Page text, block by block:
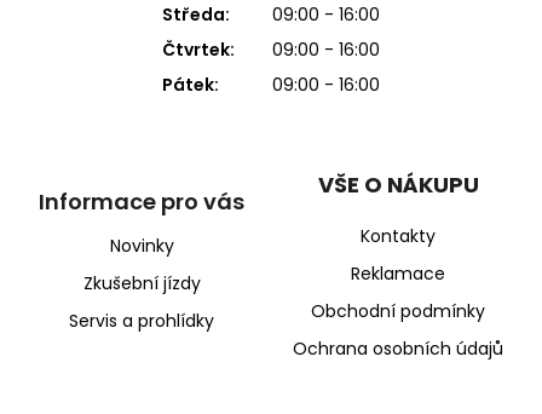
Středa:
09:00 - 16:00
Čtvrtek:
09:00 - 16:00
Pátek:
09:00 - 16:00
Informace pro vás
Novinky
Zkušební jízdy
Servis a prohlídky
VŠE O NÁKUPU
Kontakty
Reklamace
Obchodní podmínky
Ochrana osobních údajů